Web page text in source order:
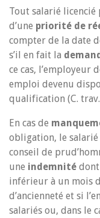
Tout salarié
d’une priorité de
compter de la date
s’il en fait la
ce cas,
emploi devenu
qualification (C.
En cas de
obligation, le
conseil de
une indemnité
inférieur à un mois
d’ancienneté et si
salariés ou, dans le